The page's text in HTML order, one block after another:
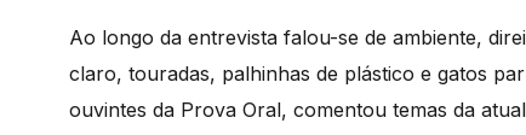
Ao longo da entrevista falou-se de ambiente,
claro, touradas, palhinhas de plástico e gatos
ouvintes da Prova Oral, comentou temas da